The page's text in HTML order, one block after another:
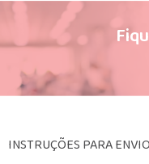
INSTRUÇÕES PARA